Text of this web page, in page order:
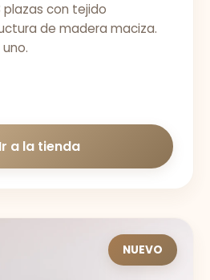
con tejido
de madera maciza.
Ir a la tienda
NUEVO